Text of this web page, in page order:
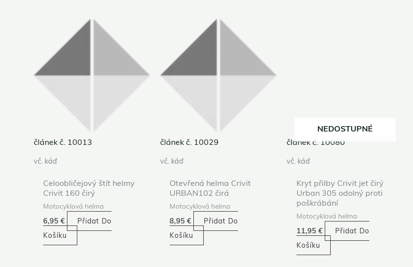
článek č. 10013
vč. káď
Celoobličejový štít helmy
Crivit 160 čirý
Motocyklová helma
6,95€
Přidat Do
Košíku
článek č. 10029
vč. káď
Otevřená helma Crivit
URBAN102 čirá
Motocyklová helma
8,95€
Přidat Do
Košíku
NEDOSTUPNÉ
článek č. 10080
vč. káď
Kryt přilby Crivit jet čirý
Urban 305 odolný proti
poškrábání
Motocyklová helma
11,95 €
Přidat Do
Košíku